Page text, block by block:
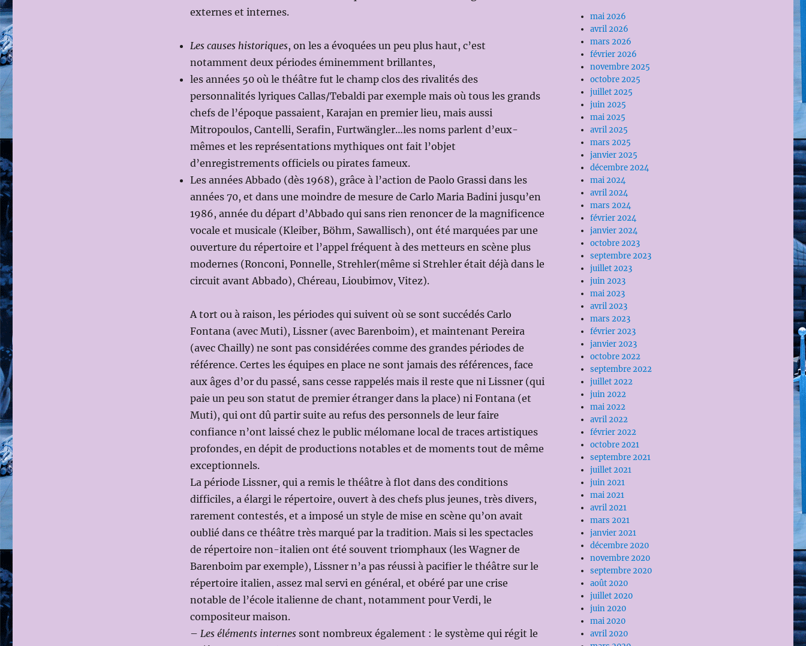
externes et internes.
Les causes historiques, on les a évoquées un peu plus haut, c’est
notamment deux périodes éminemment brillantes,
les années 50 où le théâtre fut le champ clos des rivalités des
personnalités lyriques Callas/Tebaldi par exemple mais où tous les grands
chefs de l’époque passaient, Karajan en premier lieu, mais aussi
Mitropoulos, Cantelli, Serafin, Furtwängler…les noms parlent d’eux-
mêmes et les représentations mythiques ont fait l’objet
d’enregistrements officiels ou pirates fameux.
Les années Abbado (dès 1968), grâce à l’action de Paolo Grassi dans les
années 70, et dans une moindre de mesure de Carlo Maria Badini jusqu’en
1986, année du départ d’Abbado qui sans rien renoncer de la magnificence
vocale et musicale (Kleiber, Böhm, Sawallisch), ont été marquées par une
ouverture du répertoire et l’appel fréquent à des metteurs en scène plus
modernes (Ronconi, Ponnelle, Strehler(même si Strehler était déjà dans le
circuit avant Abbado), Chéreau, Lioubimov, Vitez).
A tort ou à raison, les périodes qui suivent où se sont succédés Carlo
Fontana (avec Muti), Lissner (avec Barenboim), et maintenant Pereira
(avec Chailly) ne sont pas considérées comme des grandes périodes de
référence. Certes les équipes en place ne sont jamais des références, face
aux âges d’or du passé, sans cesse rappelés mais il reste que ni Lissner (qui
paie un peu son statut de premier étranger dans la place) ni Fontana (et
Muti), qui ont dû partir suite au refus des personnels de leur faire
confiance n’ont laissé chez le public mélomane local de traces artistiques
profondes, en dépit de productions notables et de moments tout de même
exceptionnels.
La période Lissner, qui a remis le théâtre à flot dans des conditions
difficiles, a élargi le répertoire, ouvert à des chefs plus jeunes, très divers,
rarement contestés, et a imposé un style de mise en scène qu’on avait
oublié dans ce théâtre très marqué par la tradition. Mais si les spectacles
de répertoire non-italien ont été souvent triomphaux (les Wagner de
Barenboim par exemple), Lissner n’a pas réussi à pacifier le théâtre sur le
répertoire italien, assez mal servi en général, et obéré par une crise
notable de l’école italienne de chant, notamment pour Verdi, le
compositeur maison.
– Les éléments internessont nombreux également : le système qui régit le
mai 2026
avril 2026
mars 2026
février 2026
novembre 2025
octobre 2025
juillet 2025
juin 2025
mai 2025
avril 2025
mars 2025
janvier 2025
décembre 2024
mai 2024
avril 2024
mars 2024
février 2024
janvier 2024
octobre 2023
septembre 2023
juillet 2023
juin 2023
mai 2023
avril 2023
mars 2023
février 2023
janvier 2023
octobre 2022
septembre 2022
juillet 2022
juin 2022
mai 2022
avril 2022
février 2022
octobre 2021
septembre 2021
juillet 2021
juin 2021
mai 2021
avril 2021
mars 2021
janvier 2021
décembre 2020
novembre 2020
septembre 2020
août 2020
juillet 2020
juin 2020
mai 2020
avril 2020